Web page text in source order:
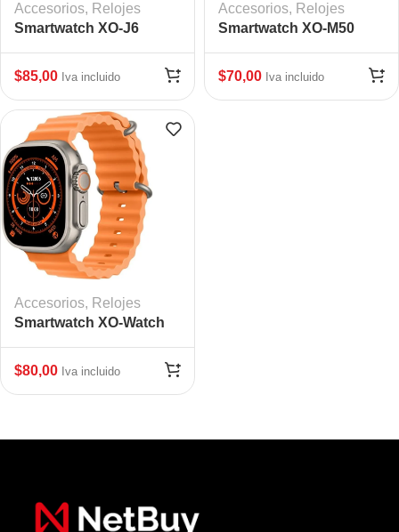
Accesorios, Relojes
Smartwatch XO-J6
$85,00 Iva incluido
Accesorios, Relojes
Smartwatch XO-M50
$70,00 Iva incluido
Accesorios, Relojes
Smartwatch XO-Watch
$80,00 Iva incluido